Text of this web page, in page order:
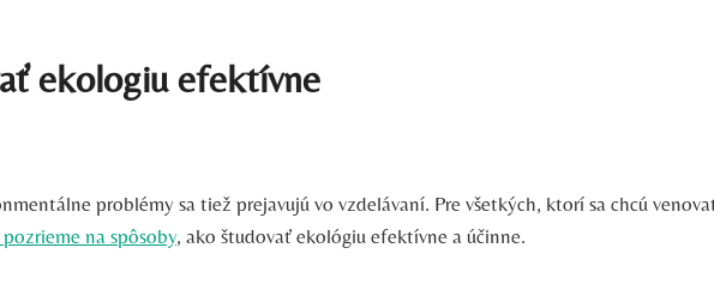
ekologiu efektívne
problémy sa tiež prejavujú vo vzdelávaní. Pre všetkých, ktorí sa chcú
na spôsoby, ako študovať ekológiu efektívne a účinne.